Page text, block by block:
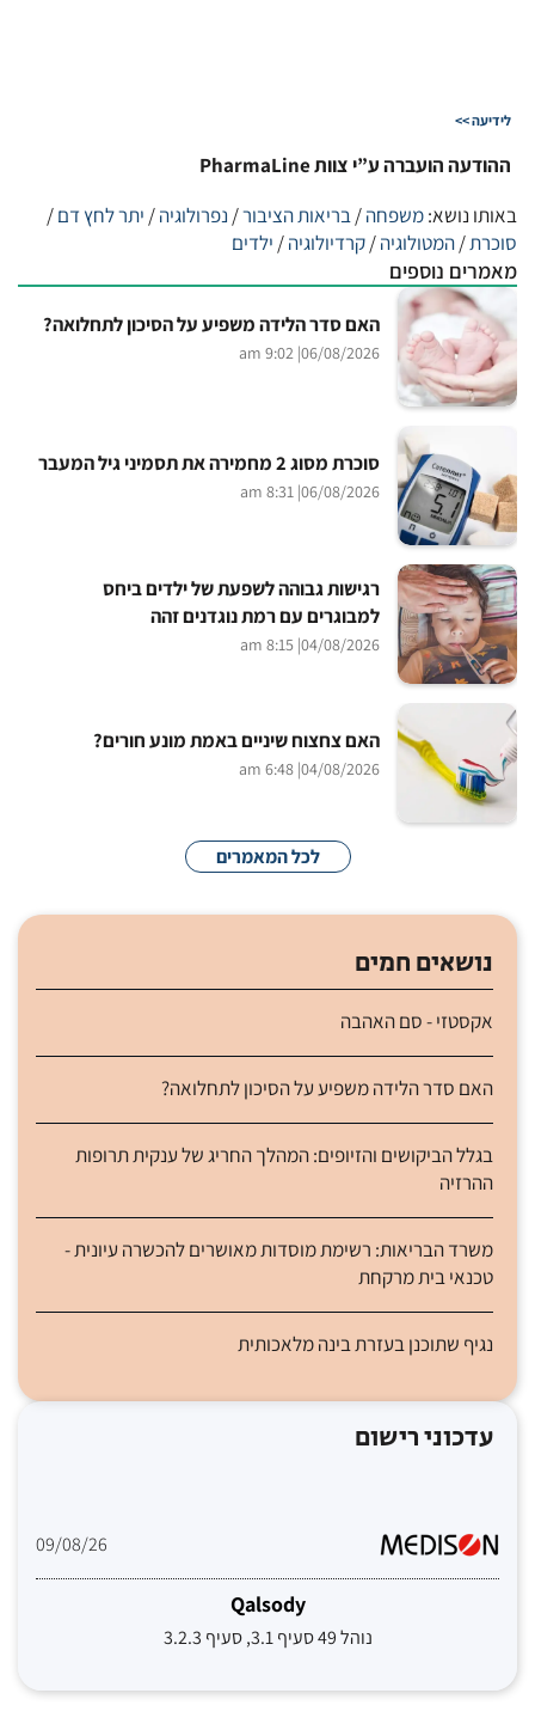
לידיעה >>
ההודעה הועברה ע”י צוות PharmaLine
באותו נושא:משפחה/בריאות הציבור/ נפרולוגיה/ יתר לחץ דם/
סוכרת/המטולוגיה/קרדיולוגיה/ ילדים
מאמרים נוספים
האם סדר הלידה משפיע על הסיכון לתחלואה?
06/08/2026
| 9:02 am
סוכרת מסוג 2 מחמירה את תסמיני גיל המעבר
06/08/2026
| 8:31 am
רגישות גבוהה לשפעת של ילדים ביחס
למבוגרים עם רמת נוגדנים זהה
04/08/2026
| 8:15 am
האם צחצוח שיניים באמת מונע חורים?
04/08/2026
| 6:48 am
לכל המאמרים
נושאים חמים
אקסטזי - סם האהבה
האם סדר הלידה משפיע על הסיכון לתחלואה?
בגלל הביקושים והזיופים: המהלך החריג של ענקית תרופות
ההרזיה
משרד הבריאות: רשימת מוסדות מאושרים להכשרה עיונית -
טכנאי בית מרקחת
נגיף שתוכנן בעזרת בינה מלאכותית
עדכוני רישום
09/08/26
Qalsody
נוהל 49 סעיף 3.1, סעיף 3.2.3